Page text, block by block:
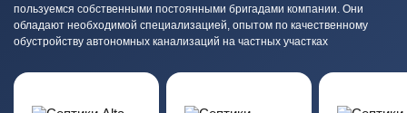
пользуемся собственными постоянными бригадами компании. Они
обладают необходимой специализацией, опытом по качественному
обустройству автономных канализаций на частных участках